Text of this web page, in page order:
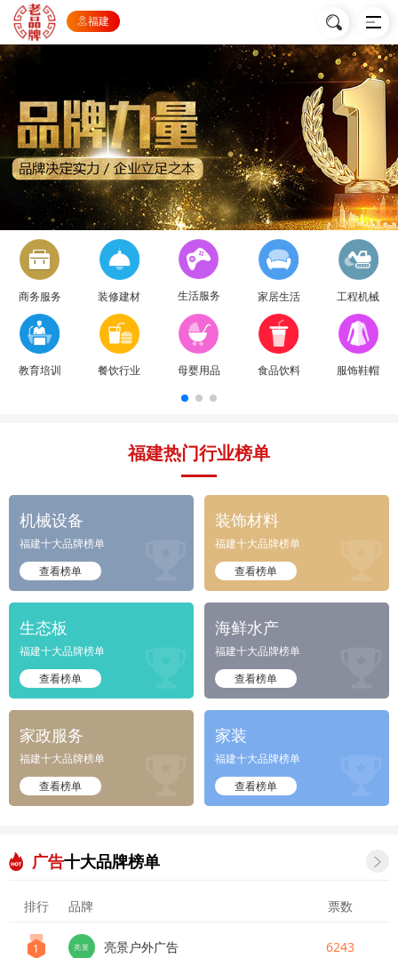
福建
商务服务 装修建材 生活服务 家居生活 工程机械
教育培训 餐饮行业 母婴用品 食品饮料 服饰鞋帽
福建热门行业榜单
机械设备
福建十大品牌榜单
查看榜单
装饰材料
福建十大品牌榜单
查看榜单
生态板
福建十大品牌榜单
查看榜单
海鲜水产
福建十大品牌榜单
查看榜单
家政服务
福建十大品牌榜单
查看榜单
家装
福建十大品牌榜单
查看榜单
广告十大品牌榜单 
排行 品牌 票数
1 亮景 亮景户外广告 6243